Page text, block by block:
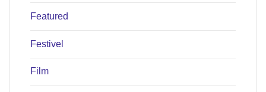
Featured
Festivel
Film